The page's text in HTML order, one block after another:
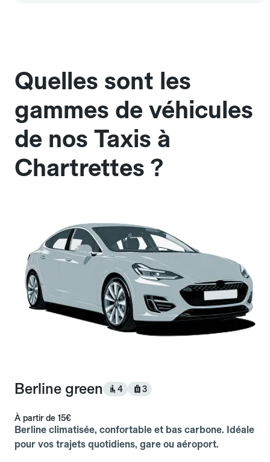
Quelles sont les
gammes de véhicules
de nos Taxis à
Chartrettes ?
Berline green 4 3
À partir de 15€
Berline climatisée, confortable et bas carbone. Idéale
pour vos trajets quotidiens, gare ou aéroport.